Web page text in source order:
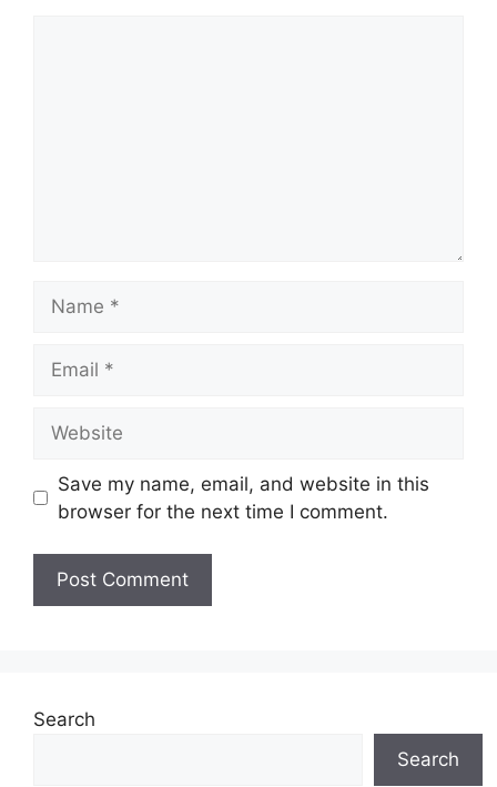
Save my name, email, and website in this
browser for the next time I comment.
Search
Search